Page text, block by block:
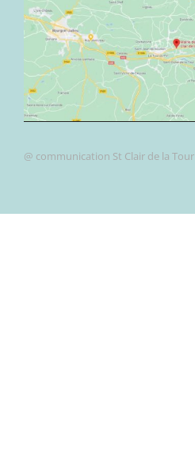
@ communication St Clair de la Tour